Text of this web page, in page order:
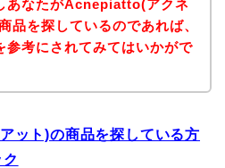
あなたがAcnepiatto(アクネ
品を探しているのであれば、
参考にされてみてはいかがで
ット)の商品を探している方